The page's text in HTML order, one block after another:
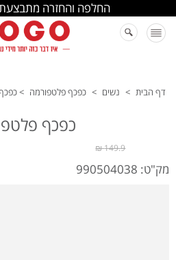
החלפה והחזרה
דף הבית > נשים > כפכף פלטפורמה >
כפכף
149.9 ₪
מק"ט: 990504038